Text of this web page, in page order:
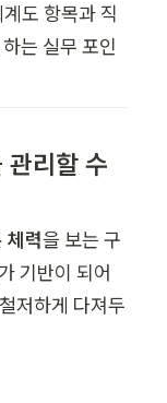
도 항목과 직
는 실무 포인
관리할 수
체력을 보는 구
기반이 되어
저하게 다져두